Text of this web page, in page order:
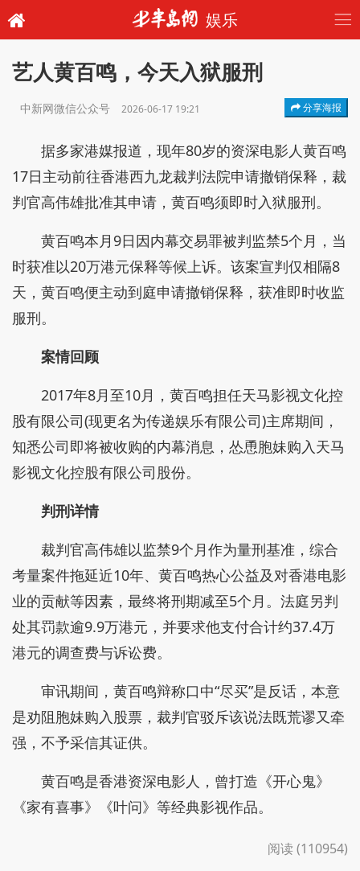
娱乐
艺人黄百鸣，今天入狱服刑
中新网微信公众号 2026-06-17 19:21 分享海报
据多家港媒报道，现年80岁的资深电影人黄百鸣
17日主动前往香港西九龙裁判法院申请撤销保释，裁
判官高伟雄批准其申请，黄百鸣须即时入狱服刑。
黄百鸣本月9日因内幕交易罪被判监禁5个月，当
时获准以20万港元保释等候上诉。该案宣判仅相隔8
天，黄百鸣便主动到庭申请撤销保释，获准即时收监
服刑。
案情回顾
2017年8月至10月，黄百鸣担任天马影视文化控
股有限公司(现更名为传递娱乐有限公司)主席期间，
知悉公司即将被收购的内幕消息，怂恿胞妹购入天马
影视文化控股有限公司股份。
判刑详情
裁判官高伟雄以监禁9个月作为量刑基准，综合
考量案件拖延近10年、黄百鸣热心公益及对香港电影
业的贡献等因素，最终将刑期减至5个月。法庭另判
处其罚款逾9.9万港元，并要求他支付合计约37.4万
港元的调查费与诉讼费。
审讯期间，黄百鸣辩称口中“尽买”是反话，本意
是劝阻胞妹购入股票，裁判官驳斥该说法既荒谬又牵
强，不予采信其证供。
黄百鸣是香港资深电影人，曾打造《开心鬼》
《家有喜事》《叶问》等经典影视作品。
阅读 (110954)